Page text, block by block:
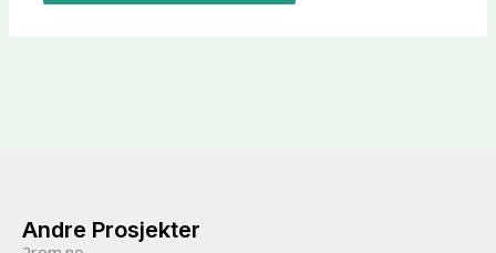
Andre Prosjekter